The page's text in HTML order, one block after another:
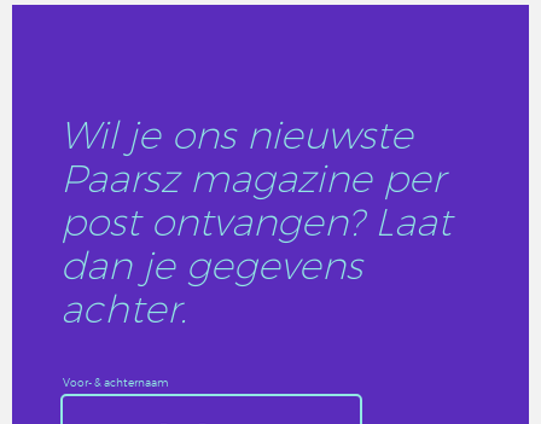
Wil je ons nieuwste
Paarsz magazine per
post ontvangen? Laat
dan je gegevens
achter.
Voor- & achternaam